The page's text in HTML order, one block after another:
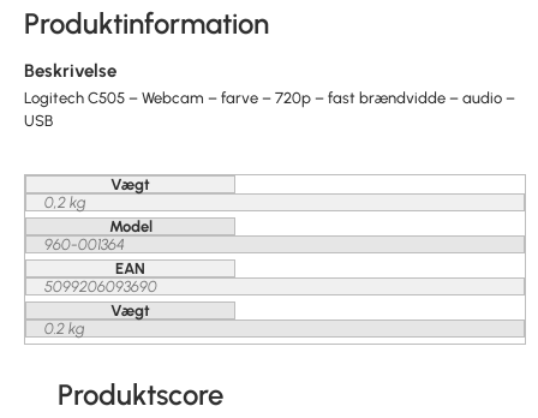
Produktinformation
Beskrivelse
Logitech C505 – Webcam – farve – 720p – fast brændvidde – audio –
USB
Vægt
0,2 kg
Model
960-001364
EAN
5099206093690
Vægt
0.2 kg
Produktscore